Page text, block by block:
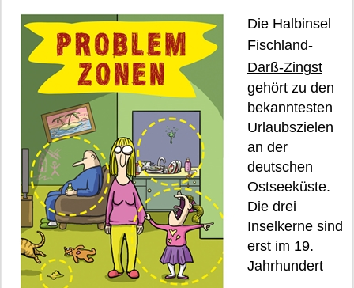
Die Halbinsel
Fischland-
Darß-Zingst
gehört zu den
bekanntesten
Urlaubszielen
an der
deutschen
Ostseeküste.
Die drei
Inselkerne sind
erst im 19.
Jahrhundert